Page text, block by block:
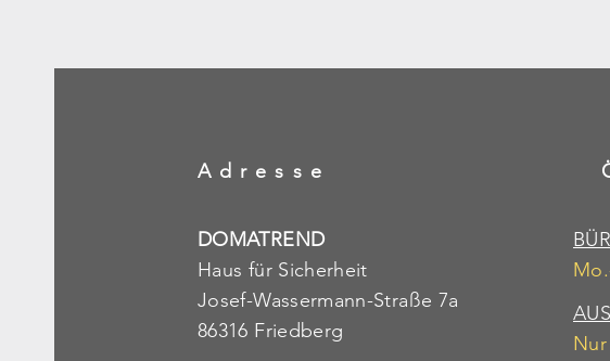
Adresse
DOMATREND
Haus für Sicherheit
Josef-Wassermann-Straße 7a
86316 Friedberg